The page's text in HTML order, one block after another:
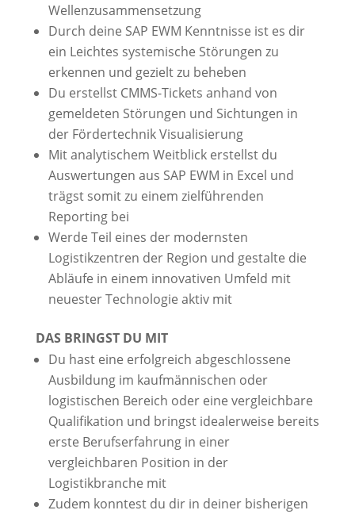
Wellenzusammensetzung
Durch deine SAP EWM Kenntnisse ist es dir
ein Leichtes systemische Störungen zu
erkennen und gezielt zu beheben
Du erstellst CMMS-Tickets anhand von
gemeldeten Störungen und Sichtungen in
der Fördertechnik Visualisierung
Mit analytischem Weitblick erstellst du
Auswertungen aus SAP EWM in Excel und
trägst somit zu einem zielführenden
Reporting bei
Werde Teil eines der modernsten
Logistikzentren der Region und gestalte die
Abläufe in einem innovativen Umfeld mit
neuester Technologie aktiv mit
DAS BRINGST DU MIT
Du hast eine erfolgreich abgeschlossene
Ausbildung im kaufmännischen oder
logistischen Bereich oder eine vergleichbare
Qualifikation und bringst idealerweise bereits
erste Berufserfahrung in einer
vergleichbaren Position in der
Logistikbranche mit
Zudem konntest du dir in deiner bisherigen